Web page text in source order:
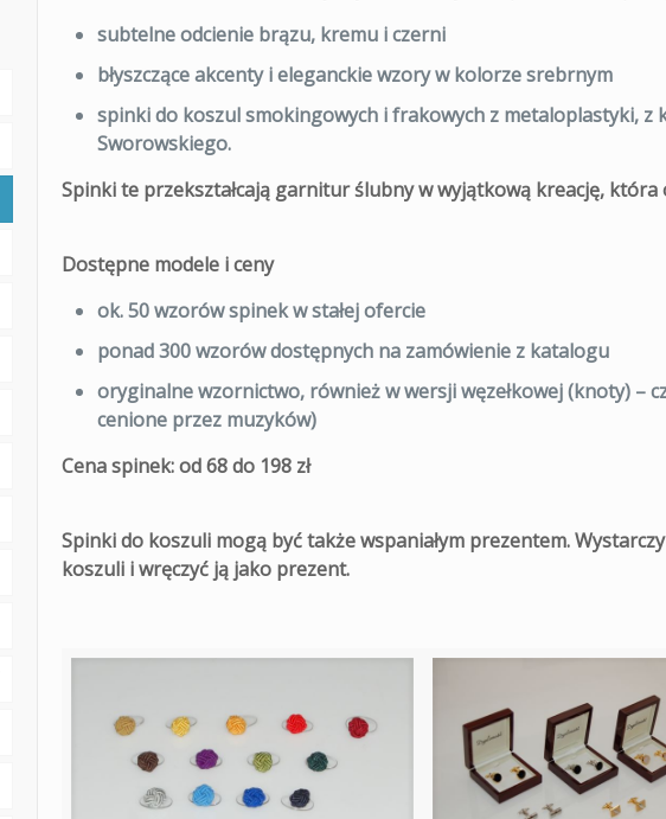
subtelne odcieniebrązu, kremu i czerni
błyszczące akcentyi eleganckie wzory w kolorzesrebrnym
spinki do koszul smokingowych i frakowych zmetaloplastyki, z
Sworowskiego.
Spinki te przekształcają garnitur ślubny w wyjątkową kreację, która
Dostępne modele i ceny
ok.50 wzorówspinek w stałej ofercie
ponad300 wzorówdostępnych na zamówienie z katalogu
oryginalne wzornictwo, również w wersji węzełkowej (knoty) –
cenione przez muzyków)
Cena spinek: od 68 do 198 zł
Spinki do koszuli mogą być także wspaniałym prezentem.
koszuli i wręczyć ją jako prezent.